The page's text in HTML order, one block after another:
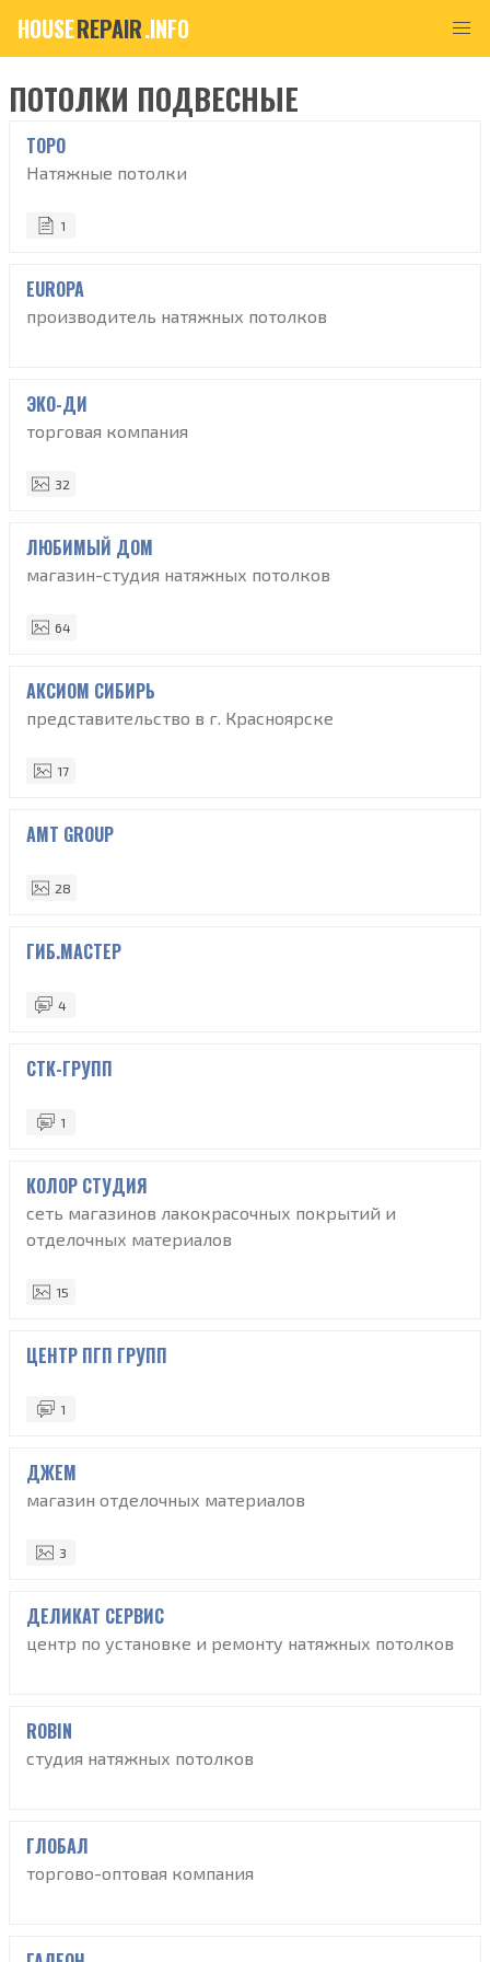
HOUSEREPAIR.INFO
ПОТОЛКИ ПОДВЕСНЫЕ
ТОРО
Натяжные потолки
1
EUROPA
производитель натяжных потолков
ЭКО-ДИ
торговая компания
32
ЛЮБИМЫЙ ДОМ
магазин-студия натяжных потолков
64
АКСИОМ СИБИРЬ
представительство в г. Красноярске
17
АМТ GROUP
28
ГИБ.МАСТЕР
4
СТК-ГРУПП
1
КОЛОР СТУДИЯ
сеть магазинов лакокрасочных покрытий и
отделочных материалов
15
ЦЕНТР ПГП ГРУПП
1
ДЖЕМ
магазин отделочных материалов
3
ДЕЛИКАТ СЕРВИС
центр по установке и ремонту натяжных потолков
ROBIN
студия натяжных потолков
ГЛОБАЛ
торгово-оптовая компания